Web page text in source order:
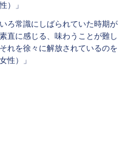
）」
ろ常識にしばられていた時期が
直に感じる、味わうことが難し
れを徐々に解放されているのを
性）」